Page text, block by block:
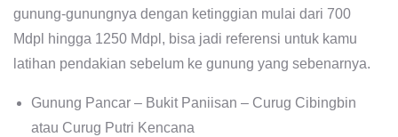
gunung-gunungnya dengan ketinggian mulai dari 700
Mdpl hingga 1250 Mdpl, bisa jadi referensi untuk kamu
latihan pendakian sebelum ke gunung yang sebenarnya.
Gunung Pancar – Bukit Paniisan – Curug Cibingbin
atau Curug Putri Kencana